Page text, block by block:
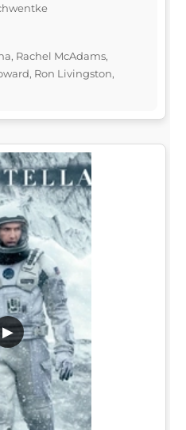
Rachel McAdams,
Ron Livingston,
▶